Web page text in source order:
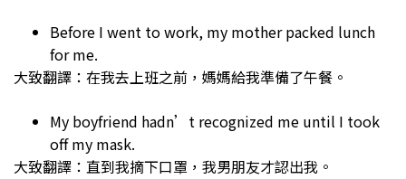
Before I went to work, my mother packed lunch
for me.
大致翻譯：在我去上班之前，媽媽給我準備了午餐。
My boyfriend hadn’t recognized me until I took
off my mask.
大致翻譯：直到我摘下口罩，我男朋友才認出我。